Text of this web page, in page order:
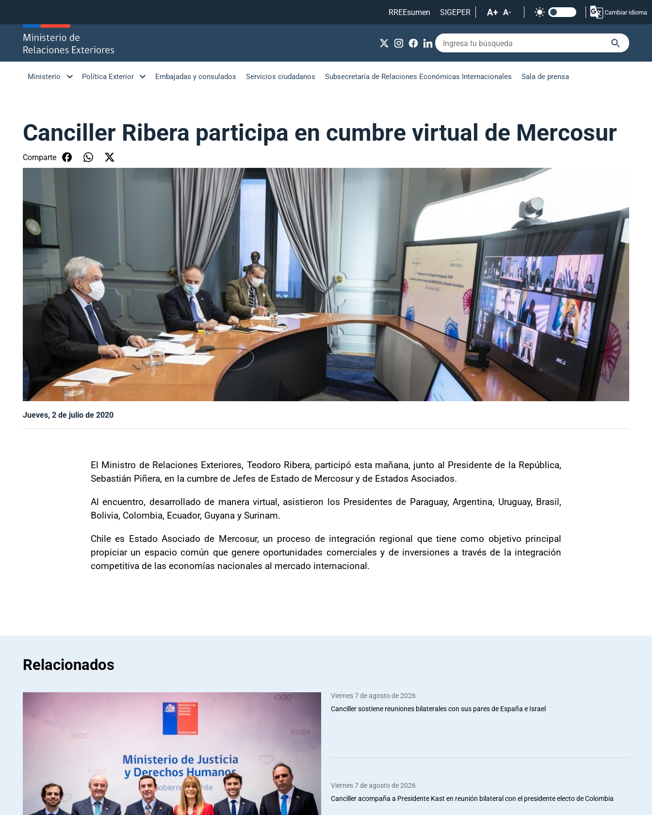
RREEsumen
SIGEPER Cambiar idioma
Ministerio Política Exterior Embajadas y consulados Servicios ciudadanos Subsecretaría de Relaciones Económicas Internacionales Sala de prensa
Canciller Ribera participa en cumbre virtual de Mercosur
Comparte
Jueves, 2 de julio de 2020
El Ministro de Relaciones Exteriores, Teodoro Ribera, participó esta mañana, junto al Presidente de la República,
Sebastián Piñera, en la cumbre de Jefes de Estado de Mercosur y de Estados Asociados.
Al encuentro, desarrollado de manera virtual, asistieron los Presidentes de Paraguay, Argentina, Uruguay, Brasil,
Bolivia, Colombia, Ecuador, Guyana y Surinam.
Chile es Estado Asociado de Mercosur, un proceso de integración regional que tiene como objetivo principal
propiciar un espacio común que genere oportunidades comerciales y de inversiones a través de la integración
competitiva de las economías nacionales al mercado internacional.
Relacionados
Viernes 7 de agosto de 2026
Canciller sostiene reuniones bilaterales con sus pares de España e Israel
Viernes 7 de agosto de 2026
Canciller acompaña a Presidente Kast en reunión bilateral con el presidente electo de Colombia